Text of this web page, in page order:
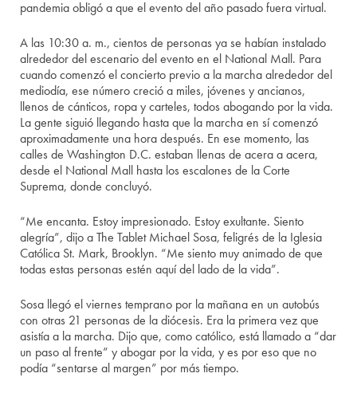
pandemia obligó a que el evento del año pasado fuera virtual.
A las 10:30 a. m., cientos de personas ya se habían instalado
alrededor del escenario del evento en el National Mall. Para
cuando comenzó el concierto previo a la marcha alrededor del
mediodía, ese número creció a miles, jóvenes y ancianos,
llenos de cánticos, ropa y carteles, todos abogando por la vida.
La gente siguió llegando hasta que la marcha en sí comenzó
aproximadamente una hora después. En ese momento, las
calles de Washington D.C. estaban llenas de acera a acera,
desde el National Mall hasta los escalones de la Corte
Suprema, donde concluyó.
“Me encanta. Estoy impresionado. Estoy exultante. Siento
alegría”, dijo a The Tablet Michael Sosa, feligrés de la Iglesia
Católica St. Mark, Brooklyn. “Me siento muy animado de que
todas estas personas estén aquí del lado de la vida”.
Sosa llegó el viernes temprano por la mañana en un autobús
con otras 21 personas de la diócesis. Era la primera vez que
asistía a la marcha. Dijo que, como católico, está llamado a “dar
un paso al frente” y abogar por la vida, y es por eso que no
podía “sentarse al margen” por más tiempo.